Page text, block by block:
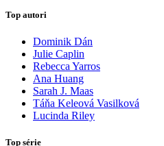
Top autori
Dominik Dán
Julie Caplin
Rebecca Yarros
Ana Huang
Sarah J. Maas
Táňa Keleová Vasilková
Lucinda Riley
Top série